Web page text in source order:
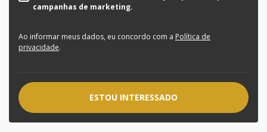
campanhas de marketing.
Ao informar meus dados, eu concordo com a Política de
privacidade.
ESTOU INTERESSADO